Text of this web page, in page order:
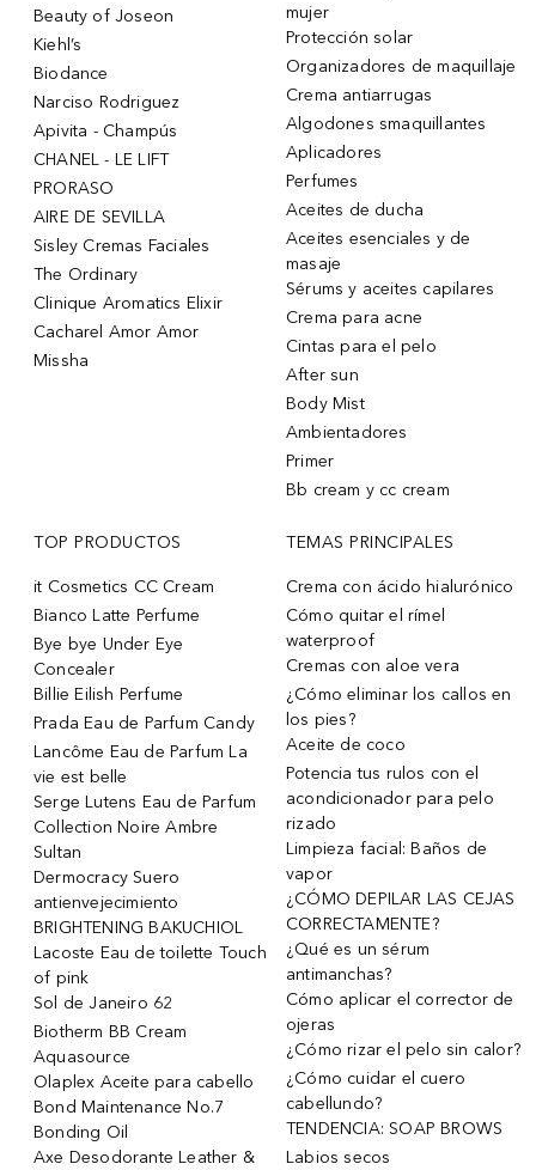
Beauty of Joseon
Kiehl’s
Biodance
Narciso Rodriguez
Apivita - Champús
CHANEL - LE LIFT
PRORASO
AIRE DE SEVILLA
Sisley Cremas Faciales
The Ordinary
Clinique Aromatics Elixir
Cacharel Amor Amor
Missha
mujer
Protección solar
Organizadores de maquillaje
Crema antiarrugas
Algodones smaquillantes
Aplicadores
Perfumes
Aceites de ducha
Aceites esenciales y de
masaje
Sérums y aceites capilares
Crema para acne
Cintas para el pelo
After sun
Body Mist
Ambientadores
Primer
Bb cream y cc cream
TOP PRODUCTOS
it Cosmetics CC Cream
Bianco Latte Perfume
Bye bye Under Eye
Concealer
Billie Eilish Perfume
Prada Eau de Parfum Candy
Lancôme Eau de Parfum La
vie est belle
Serge Lutens Eau de Parfum
Collection Noire Ambre
Sultan
Dermocracy Suero
antienvejecimiento
BRIGHTENING BAKUCHIOL
Lacoste Eau de toilette Touch
of pink
Sol de Janeiro 62
Biotherm BB Cream
Aquasource
Olaplex Aceite para cabello
Bond Maintenance No.7
Bonding Oil
Axe Desodorante Leather &
TEMAS PRINCIPALES
Crema con ácido hialurónico
Cómo quitar el rímel
waterproof
Cremas con aloe vera
¿Cómo eliminar los callos en
los pies?
Aceite de coco
Potencia tus rulos con el
acondicionador para pelo
rizado
Limpieza facial: Baños de
vapor
¿CÓMO DEPILAR LAS CEJAS
CORRECTAMENTE?
¿Qué es un sérum
antimanchas?
Cómo aplicar el corrector de
ojeras
¿Cómo rizar el pelo sin calor?
¿Cómo cuidar el cuero
cabellundo?
TENDENCIA: SOAP BROWS
Labios secos